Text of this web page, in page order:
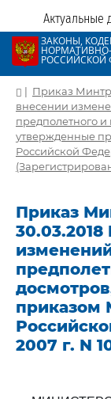
Актуальные
ЗАКОНЫ,
РОССИЙСКОЙ
| Приказ
внесении
предполетного и
утвержденные
Российской
Приказ
приказом
2007 г. N